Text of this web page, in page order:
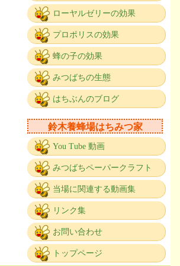
ローヤルゼリーの効果
プロポリスの効果
蜂の子の効果
みつばちの生態
はちぶんのブログ
鈴木養蜂場はちみつ家
You Tube 動画
みつばちペーパークラフト
当場に関連する動画集
リンク集
お問い合わせ
トップページ